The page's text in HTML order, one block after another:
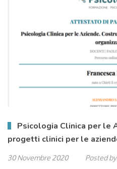
Psicologia Clinica per le
progetti clinici per le
30 Novembre 2020 Posted